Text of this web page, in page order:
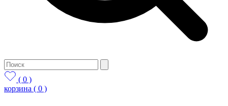
( 0 )
корзина ( 0 )